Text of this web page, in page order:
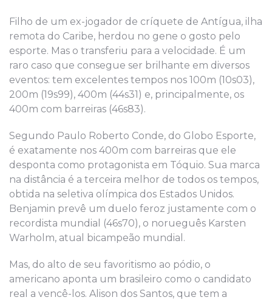
Filho de um ex-jogador de críquete de Antígua, ilha
remota do Caribe, herdou no gene o gosto pelo
esporte. Mas o transferiu para a velocidade. É um
raro caso que consegue ser brilhante em diversos
eventos: tem excelentes tempos nos 100m (10s03),
200m (19s99), 400m (44s31) e, principalmente, os
400m com barreiras (46s83).
Segundo Paulo Roberto Conde, do Globo Esporte,
é exatamente nos 400m com barreiras que ele
desponta como protagonista em Tóquio. Sua marca
na distância é a terceira melhor de todos os tempos,
obtida na seletiva olímpica dos Estados Unidos.
Benjamin prevê um duelo feroz justamente com o
recordista mundial (46s70), o norueguês Karsten
Warholm, atual bicampeão mundial.
Mas, do alto de seu favoritismo ao pódio, o
americano aponta um brasileiro como o candidato
real a vencê-los. Alison dos Santos, que tem a